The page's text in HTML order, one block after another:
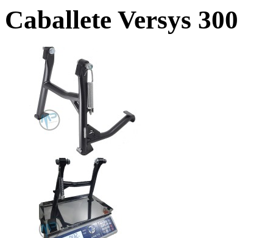
Caballete Versys 300